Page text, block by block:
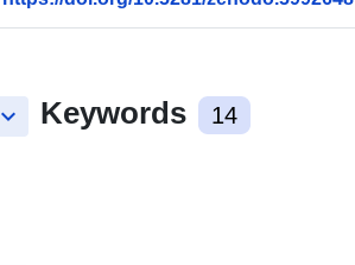
keyboard_arrow_down Keywords 14